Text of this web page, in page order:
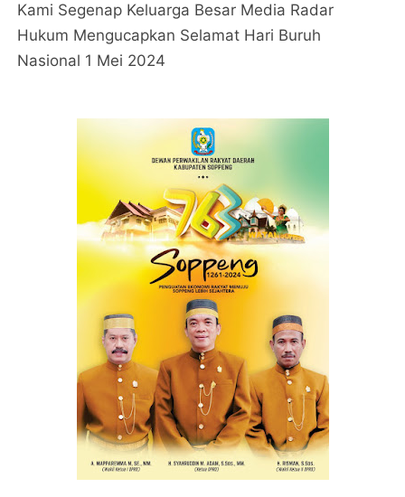
Kami Segenap Keluarga Besar Media Radar
Hukum Mengucapkan Selamat Hari Buruh
Nasional 1 Mei 2024